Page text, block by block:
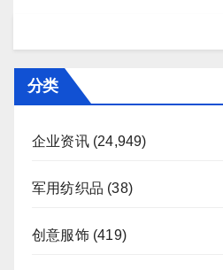
分类
企业资讯(24,949)
军用纺织品 (38)
创意服饰(419)